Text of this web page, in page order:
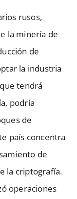
rusos,
la minería de
de
la industria
tendrá
podría
de
país concentra
de
la criptografía.
operaciones